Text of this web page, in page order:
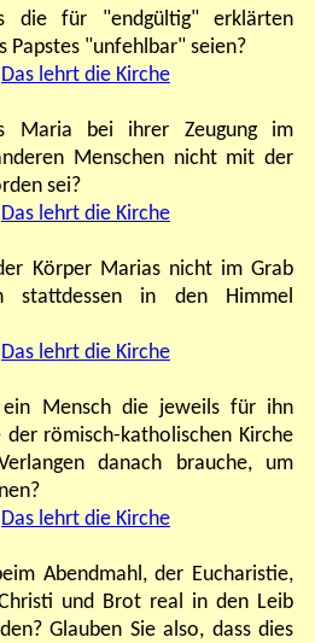
die für "endgültig" erklärten
Papstes "unfehlbar" seien?
Das lehrt die Kirche
Maria bei ihrer Zeugung im
Menschen nicht mit der
sei?
Das lehrt die Kirche
Körper Marias nicht im Grab
stattdessen in den Himmel
Das lehrt die Kirche
ein Mensch die jeweils für ihn
der römisch-katholischen Kirche
danach brauche, um
Das lehrt die Kirche
Abendmahl, der Eucharistie,
und Brot real in den Leib
Glauben Sie also, dass dies